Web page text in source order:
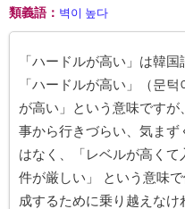
類義語 ： 벽이 높다
「ハードルが高い」は韓
「ハードルが高い」（문
が高い」という意味です
事から行きづらい、気ま
はなく、「レベルが高く
件が厳しい」 という意味
成するために乗り越えな